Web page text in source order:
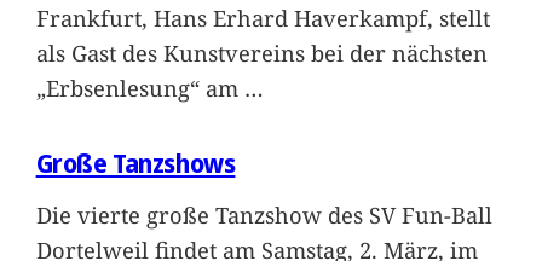
Frankfurt, Hans Erhard Haverkampf, stellt
als Gast des Kunstvereins bei der nächsten
„Erbsenlesung“ am …
Große Tanzshows
Die vierte große Tanzshow des SV Fun-Ball
Dortelweil findet am Samstag, 2. März, im